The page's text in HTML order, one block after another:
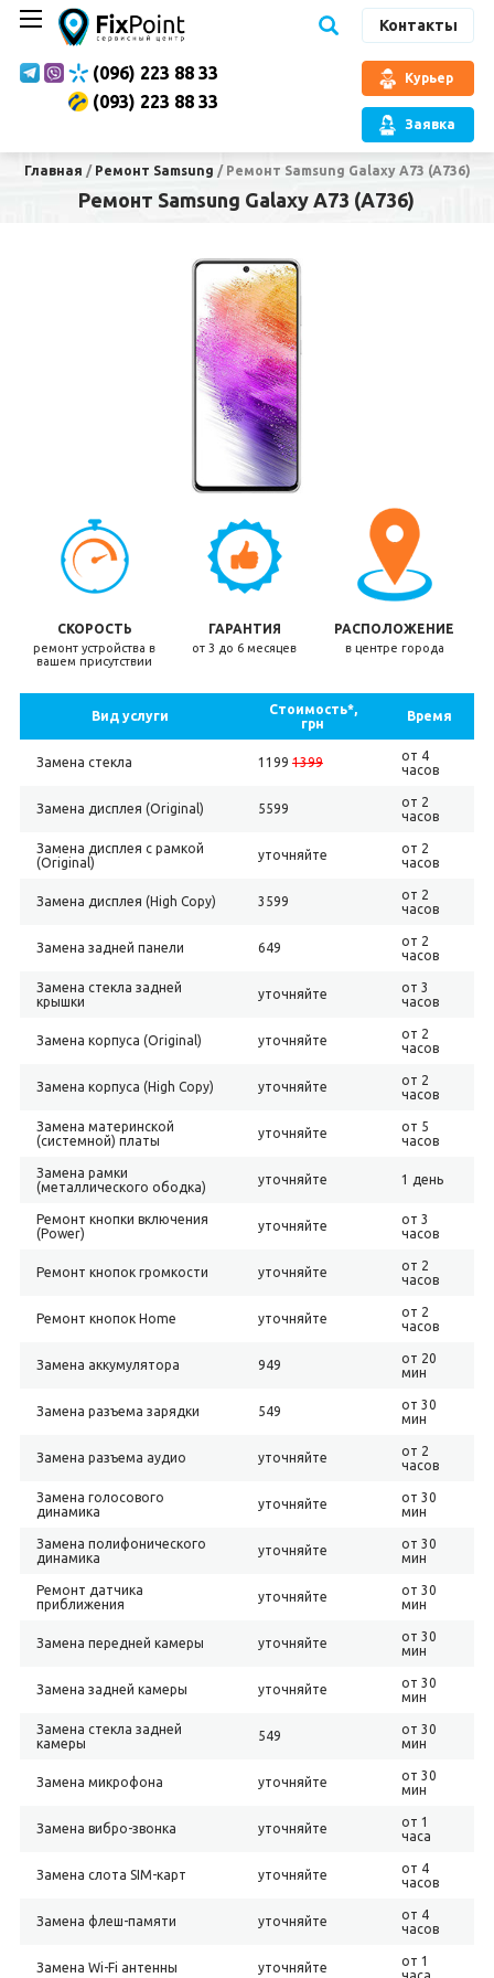
Контакты
(096) 223 88 33
(093) 223 88 33
Курьер
Заявка
Главная / Ремонт Samsung / Ремонт Samsung Galaxy A73 (A736)
Ремонт Samsung Galaxy A73 (A736)
СКОРОСТЬ
ремонт устройства в
вашем присутствии
ГАРАНТИЯ
от 3 до 6 месяцев
РАСПОЛОЖЕНИЕ
в центре города
Вид услуги
Стоимость*,
грн
Время
Замена стекла 1199 1399
от 4
часов
Замена дисплея (Original) 5599
от 2
часов
Замена дисплея с рамкой
(Original)
уточняйте
от 2
часов
Замена дисплея (High Copy) 3599
от 2
часов
Замена задней панели 649
от 2
часов
Замена стекла задней
крышки
уточняйте
от 3
часов
Замена корпуса (Original) уточняйте
от 2
часов
Замена корпуса (High Copy) уточняйте
от 2
часов
Замена материнской
(системной) платы
уточняйте
от 5
часов
Замена рамки
(металлического ободка)
уточняйте 1 день
Ремонт кнопки включения
(Power)
уточняйте
от 3
часов
Ремонт кнопок громкости уточняйте
от 2
часов
Ремонт кнопок Home уточняйте
от 2
часов
Замена аккумулятора 949
от 20
мин
Замена разъема зарядки 549
от 30
мин
Замена разъема аудио уточняйте
от 2
часов
Замена голосового
динамика
уточняйте
от 30
мин
Замена полифонического
динамика
уточняйте
от 30
мин
Ремонт датчика
приближения
уточняйте
от 30
мин
Замена передней камеры уточняйте
от 30
мин
Замена задней камеры уточняйте
от 30
мин
Замена стекла задней
камеры
549
от 30
мин
Замена микрофона уточняйте
от 30
мин
Замена вибро-звонка уточняйте
от 1
часа
Замена слота SIM-карт уточняйте
от 4
часов
Замена флеш-памяти уточняйте
от 4
часов
Замена Wi-Fi антенны уточняйте
от 1